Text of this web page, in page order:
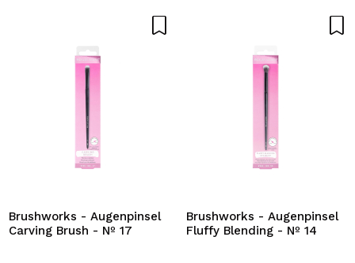
Brushworks - Augenpinsel
Carving Brush - Nº 17
Brushworks - Augenpinsel
Fluffy Blending - Nº 14